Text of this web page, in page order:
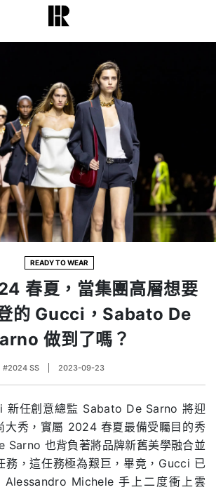
READY TO WEAR
春夏，當集團高層想要
的 Gucci，Sabato De
做到了嗎？
#2024 SS 2023-09-23
新任創意總監 Sabato De Sarno 將迎
大秀，實屬 2024 春夏最備受矚目的秀
Sarno 也背負著將品牌新舊美學融合並
務，這任務極為艱巨，畢竟，Gucci 已
Michele 手上二度衝上雲